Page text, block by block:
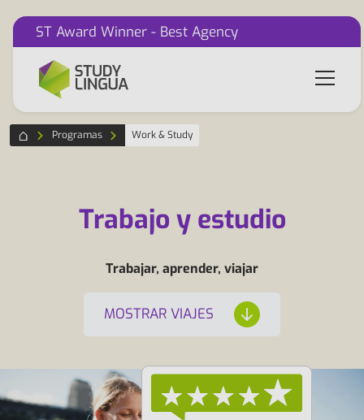
ST Award Winner - Best Agency
Programas Work & Study
Trabajo y estudio
Trabajar, aprender, viajar
MOSTRAR VIAJES